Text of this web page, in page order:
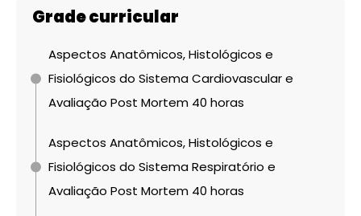
Grade curricular
Aspectos Anatômicos, Histológicos e
Fisiológicos do Sistema Cardiovascular e
Avaliação Post Mortem 40 horas
Aspectos Anatômicos, Histológicos e
Fisiológicos do Sistema Respiratório e
Avaliação Post Mortem 40 horas